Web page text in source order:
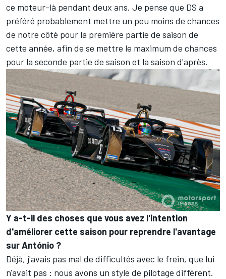
ce moteur-là pendant deux ans. Je pense que DS a
préféré probablement mettre un peu moins de chances
de notre côté pour la première partie de saison de
cette année, afin de se mettre le maximum de chances
pour la seconde partie de saison et la saison d'après.
Y a-t-il des choses que vous avez l'intention
d'améliorer cette saison pour reprendre l'avantage
sur António ?
Déjà, j'avais pas mal de difficultés avec le frein, que lui
n'avait pas : nous avons un style de pilotage différent.